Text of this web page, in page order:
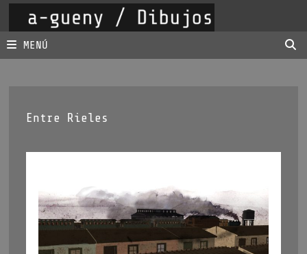
contenido
MENÚ
Entre Rieles